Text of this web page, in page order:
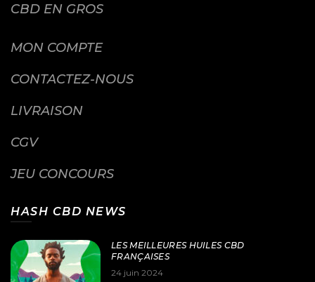
CBD EN GROS
MON COMPTE
CONTACTEZ-NOUS
LIVRAISON
CGV
JEU CONCOURS
HASH CBD NEWS
LES MEILLEURES HUILES CBD
FRANÇAISES
24 juin 2024